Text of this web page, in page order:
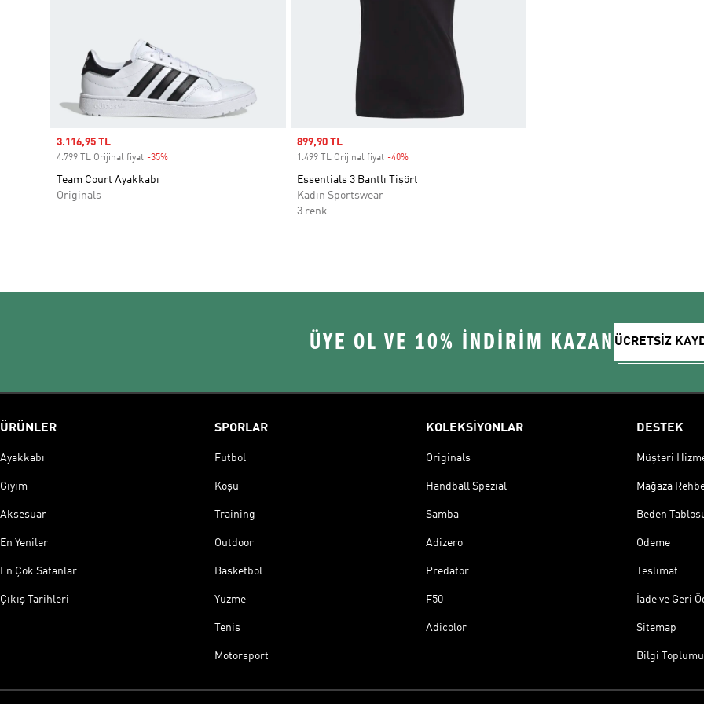
Sale price
3.116,95 TL
4.799 TL Orijinal fiyat -35%
Team Court Ayakkabı
Originals
Sale price
899,90 TL
1.499 TL Orijinal fiyat -40%Discount
Essentials 3 Bantlı Tişört
Kadın Sportswear
3 renk
ÜYE OL VE 10% İNDİRİM KAZAN ÜCRETSİZ
ÜRÜNLER
Ayakkabı
Giyim
Aksesuar
En Yeniler
En Çok Satanlar
Çıkış Tarihleri
SPORLAR
Futbol
Koşu
Training
Outdoor
Basketbol
Yüzme
Tenis
Motorsport
KOLEKSİYONLAR
Originals
Handball Spezial
Samba
Adizero
Predator
F50
Adicolor
DESTEK
Müşteri
Mağaza
Beden
Ödeme
Teslimat
İade ve Geri
Sitemap
Bilgi